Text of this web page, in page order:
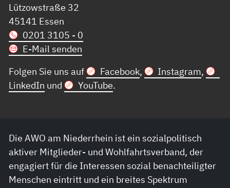
Lützowstraße 32
45141 Essen
0201 3105 - 0
E-Mail senden
Folgen Sie uns auf
Facebook, Instagram,
LinkedIn und YouTube.
Die AWO am Niederrhein ist ein sozialpolitisch
aktiver Mitglieder- und Wohlfahrtsverband, der
engagiert für die Interessen sozial benachteiligter
Menschen eintritt und ein breites Spektrum